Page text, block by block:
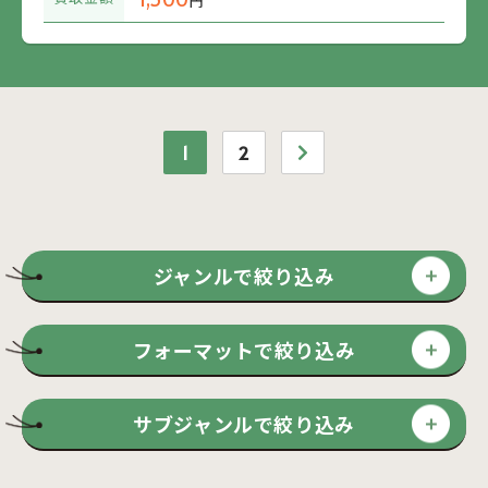
1 2
ジャンルで絞り込み
フォーマットで絞り込み
サブジャンルで絞り込み